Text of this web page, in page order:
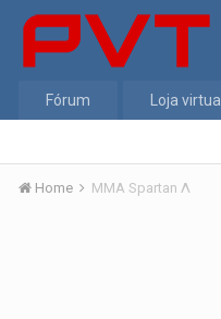
Fórum Loja virtual
Home MMA Spartan Λ